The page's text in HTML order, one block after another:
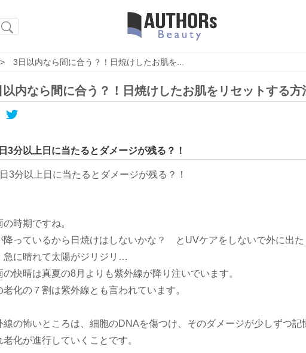
3日以内なら間に合う？！日焼けしたお肌を...
以内なら間に合う？！日焼けしたお肌をリセットする方
3分以上日に当たるとダメージが残る？！
の時期ですね。
降っているから日焼けはしないかな？ とUVケアをしないで外に出た
急に晴れて太陽がジリジリ…
の快晴は真夏の8月よりも紫外線が降り注いでいます。
老化の７割は紫外線とも言われています。
線の怖いところは、細胞のDNAを傷つけ、そのダメージが少しずつ記
老化が進行していくことです。